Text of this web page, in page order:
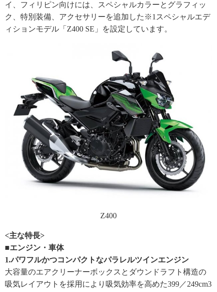
イ、フィリピン向けには、スペシャルカラーとグラフィッ
ク、特別装備、アクセサリーを追加した※1スペシャルエデ
ィションモデル「Z400 SE」を設定しています。
Z400
<主な特長>
■エンジン・車体
1.パワフルかつコンパクトなパラレルツインエンジン
大容量のエアクリーナーボックスとダウンドラフト構造の
吸気レイアウトを採用により吸気効率を高めた399／249cm3